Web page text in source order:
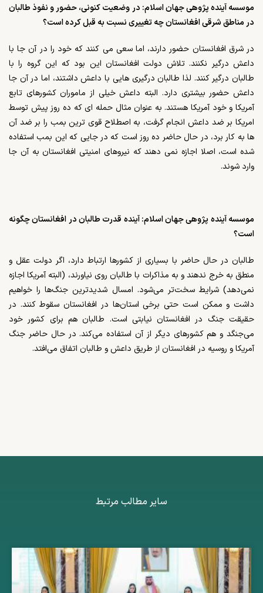
موسسه آینده پژوهی جهان اسلام: در وضعیت کنونی، حضور و نفوذ طالبان
در مناطق شرقی افغانستان چه تغییری نسبت به قبل کرده است؟
در شرق افغانستان حضور دارند، اما سعی می کنند که خود را در آن جا با
داعش درگیر نکنند. تلاش دولت افغانستان این بود که این گروه را با
طالبان درگیر کنند. لذا طالبان درگیری هایی با داعش داشتند، اما در آن جا
داعش حضور بیشتری دارد. البته داعش خیلی از ماموران کشورهای تابع
آمریکا و خود آمریکا هستند. به عنوان مثال حمله ای که ده روز پیش توسط
امریکا بر ضد داعش انجام گرفت، به اصطلاح قوی ترین بمب را بر ضد آن
ها به کار برد، در حال حاضر ده روز است که در جایی که این بمب استفاده
شده است، اصلا اجازه نمی دهند که نیروهای امنیتی افغانستان به آن جا
وارد شوند.
موسسه آینده پژوهی جهان اسلام: آینده قدرت طالبان در افغانستان چگونه
است؟
طالبان در حال حاضر با بسیاری از کشورها ارتباط دارد، اگر دولت عقل و
منطق به خرج ندهند و به مذاکرات با طالبان روی نیاورند، (البته آمریکا اجازه
نمی‌دهد) شرایط سخت‌تر می‌شود. امسال شدیدترین جنگ‌ها را خواهیم
داشت و ممکن است حتی برخی استان‌ها در افغانستان سقوط کنند. در
حقیقت جنگ در افغانستان نیابتی است. طالبان هم برای کشور خود
می‌جنگد و هم کشورهای دیگر از آن استفاده می‌کند. در حال حاضر جنگ
آمریکا و روسیه در افغانستان از طریق داعش و طالبان اتفاق می‌افتد.
سایر مطالب مرتبط